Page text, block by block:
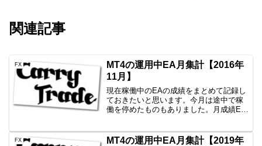
関連記事
FX
MT4の運用中EA月集計【2016年
11月】
現在稼働中のEAの成績をまとめて記録し
ておきたいと思います。今月は途中で稼
働を停めたものもありました。月成績EA
回-168.8...
FX
MT4の運用中EA月集計【2019年